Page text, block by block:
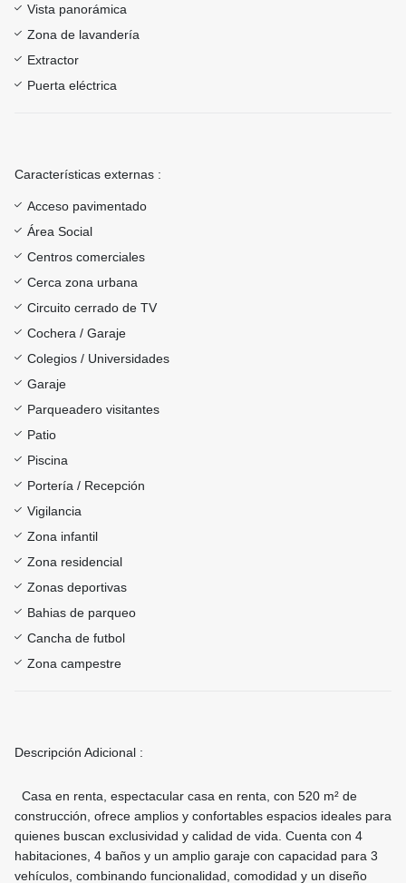
Vista panorámica
Zona de lavandería
Extractor
Puerta eléctrica
Características externas :
Acceso pavimentado
Área Social
Centros comerciales
Cerca zona urbana
Circuito cerrado de TV
Cochera / Garaje
Colegios / Universidades
Garaje
Parqueadero visitantes
Patio
Piscina
Portería / Recepción
Vigilancia
Zona infantil
Zona residencial
Zonas deportivas
Bahias de parqueo
Cancha de futbol
Zona campestre
Descripción Adicional :
Casa en renta, espectacular casa en renta, con 520 m² de
construcción, ofrece amplios y confortables espacios ideales para
quienes buscan exclusividad y calidad de vida. Cuenta con 4
habitaciones, 4 baños y un amplio garaje con capacidad para 3
vehículos, combinando funcionalidad, comodidad y un diseño